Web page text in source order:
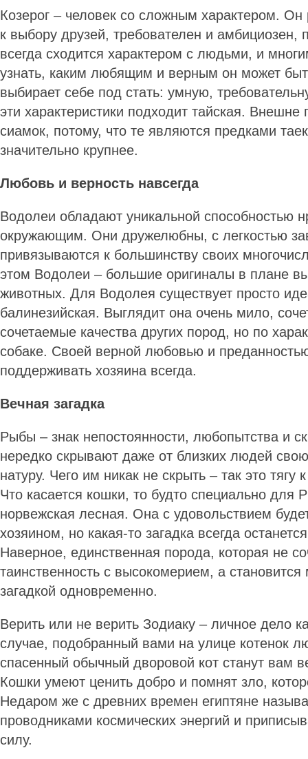
Козерог – человек со сложным характером. Он
к выбору друзей, требователен и амбициозен,
всегда сходится характером с людьми, и
узнать, каким любящим и верным он может
выбирает себе под стать: умную,
эти характеристики подходит тайская.
сиамок, потому, что те являются предками
значительно крупнее.
Любовь и верность навсегда
Водолеи обладают уникальной способностью
окружающим. Они дружелюбны, с легкостью
привязываются к большинству своих
этом Водолеи – большие оригиналы в плане
животных. Для Водолея существует просто
балинезийская. Выглядит она очень мило,
сочетаемые качества других пород, но по
собаке. Своей верной любовью и
поддерживать хозяина всегда.
Вечная загадка
Рыбы – знак непостоянности, любопытства и
нередко скрывают даже от близких людей
натуру. Чего им никак не скрыть – так это тягу
Что касается кошки, то будто специально для
норвежская лесная. Она с удовольствием
хозяином, но какая-то загадка всегда
Наверное, единственная порода, которая не
таинственность с высокомерием, а
загадкой одновременно.
Верить или не верить Зодиаку – личное дело
случае, подобранный вами на улице котенок
спасенный обычный дворовой кот станут вам
Кошки умеют ценить добро и помнят зло,
Недаром же с древних времен египтяне
проводниками космических энергий и
силу.